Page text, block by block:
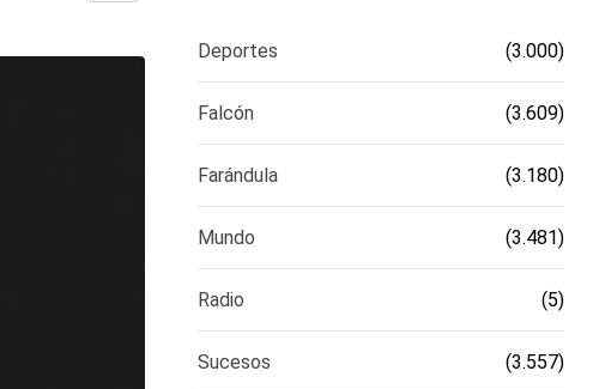
email
Deportes (3.000)
Falcón (3.609)
Farándula (3.180)
Mundo (3.481)
Radio (5)
Sucesos (3.557)